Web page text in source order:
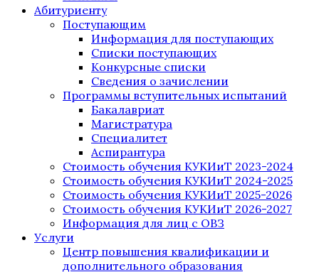
Абитуриенту
Поступающим
Информация для поступающих
Списки поступающих
Конкурсные списки
Сведения о зачислении
Программы вступительных испытаний
Бакалавриат
Магистратура
Специалитет
Аспирантура
Стоимость обучения КУКИиТ 2023-2024
Стоимость обучения КУКИиТ 2024-2025
Стоимость обучения КУКИиТ 2025-2026
Стоимость обучения КУКИиТ 2026-2027
Информация для лиц с ОВЗ
Услуги
Центр повышения квалификации и
дополнительного образования